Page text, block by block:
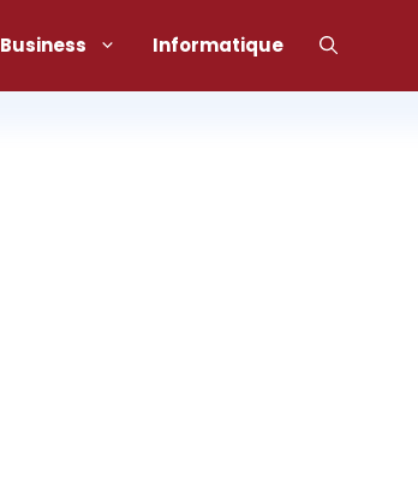
Business Informatique